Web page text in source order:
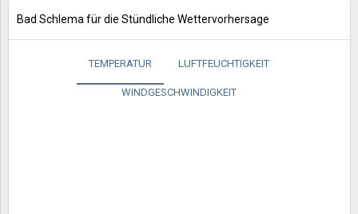
Bad Schlema für die Stündliche Wettervorhersage
TEMPERATUR LUFTFEUCHTIGKEIT
WINDGESCHWINDIGKEIT